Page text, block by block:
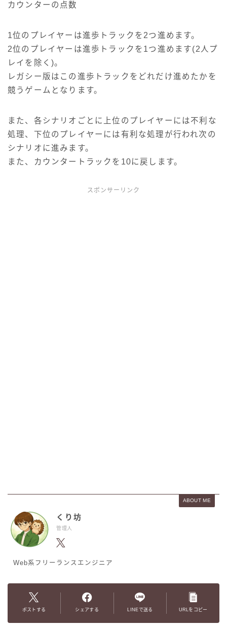
カウンターの点数
1位のプレイヤーは進歩トラックを2つ進めます。
2位のプレイヤーは進歩トラックを1つ進めます(2人プ
レイを除く)。
レガシー版はこの進歩トラックをどれだけ進めたかを
競うゲームとなります。
また、各シナリオごとに上位のプレイヤーには不利な
処理、下位のプレイヤーには有利な処理が行われ次の
シナリオに進みます。
また、カウンタートラックを10に戻します。
スポンサーリンク
ABOUT ME
くり坊
管理人
Web系フリーランスエンジニア
ポストする シェアする LINEで送る URLをコピー